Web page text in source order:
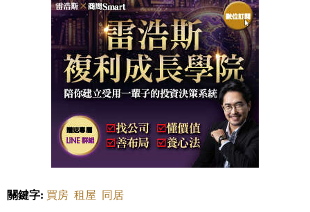
關鍵字: 買房 租屋 同居